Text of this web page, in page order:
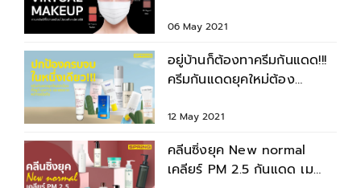
MAKEUP
06 May 2021
อยู่บ้านก็ต้องทาครีมกันแดด!!!
ครีมกันแดดยุคใหม่ต้อง
12 May 2021
คลีนซิ่งยุค New normal
เคลียร์ PM 2.5 กันแดด เม